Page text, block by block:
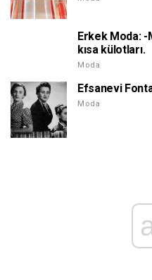
Erkek Moda:
kısa külotları.
Moda
Efsanevi
Moda